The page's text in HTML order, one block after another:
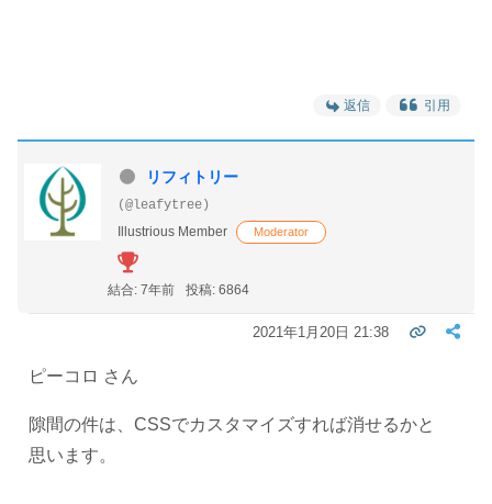
返信 引用
リフィトリー
(@leafytree)
Illustrious Member
Moderator
結合: 7年前 投稿: 6864
2021年1月20日 21:38
ピーコロ さん
隙間の件は、CSSでカスタマイズすれば消せるかと
思います。